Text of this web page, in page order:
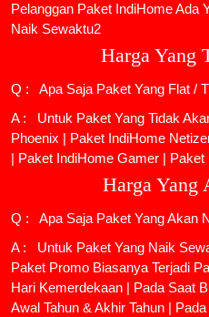
Pelanggan Paket IndiHome Ada
Naik Sewaktu2
Harga Yang
Q : Apa Saja Paket Yang Flat /
A : Untuk Paket Yang Tidak
Phoenix | Paket IndiHome
| Paket IndiHome Gamer | Paket
Harga Yang
Q : Apa Saja Paket Yang Akan
A : Untuk Paket Yang Naik
Paket Promo Biasanya Terjadi
Hari Kemerdekaan | Pada Saat
Awal Tahun & Akhir Tahun |